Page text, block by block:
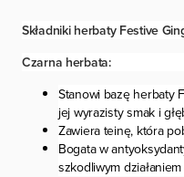
Składniki herbaty Festive
Czarna herbata:
Stanowi bazę herbaty
jej wyrazisty smak i
Zawiera teinę, która
Bogata w
szkodliwym